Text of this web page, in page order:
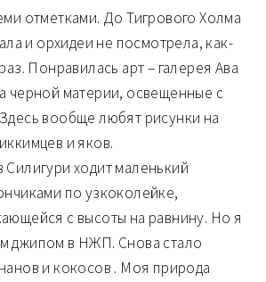
отметками. До Тигрового Холма
и орхидеи не посмотрела, как-
Понравилась арт – галерея Ава
черной материи, освещенные с
вообще любят рисунки на
и яков.
ходит маленький
по узкоколейке,
с высоты на равнину. Но я
джипом в НЖП. Снова стало
и кокосов . Моя природа